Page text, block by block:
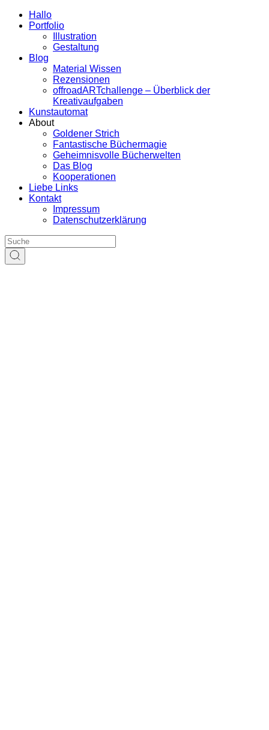
Hallo
Portfolio
Illustration
Gestaltung
Blog
Material Wissen
Rezensionen
offroadARTchallenge – Überblick der
Kreativaufgaben
Kunstautomat
About
Goldener Strich
Fantastische Büchermagie
Geheimnisvolle Bücherwelten
Das Blog
Kooperationen
Liebe Links
Kontakt
Impressum
Datenschutzerklärung